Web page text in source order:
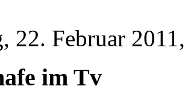
22. Februar
im Tv